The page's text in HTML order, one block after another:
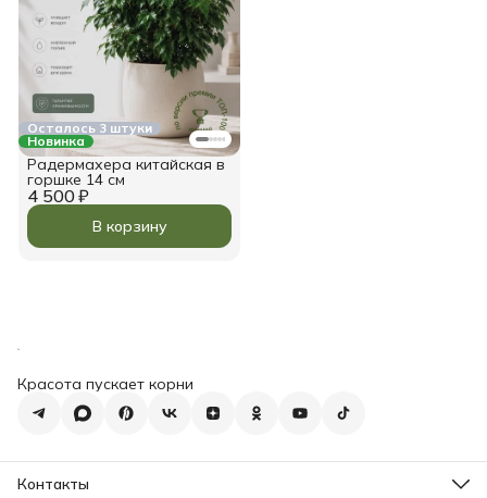
Осталось 3 штуки
Новинка
4 500 ₽
Радермахера китайская в
горшке 14 см
В корзину
Красота пускает корни
Контакты